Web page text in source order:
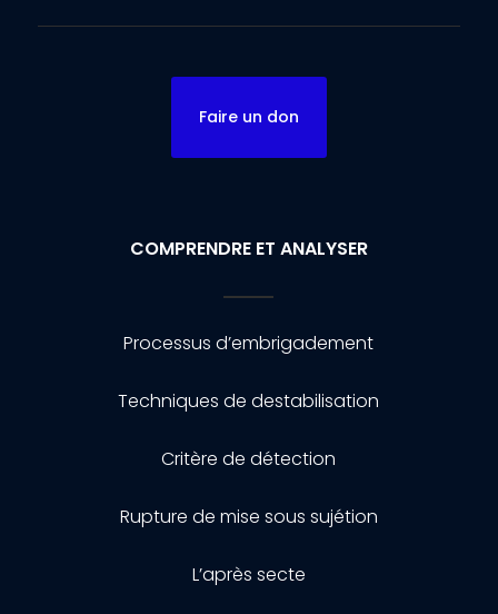
Faire un don
COMPRENDRE ET ANALYSER
Processus d’embrigadement
Techniques de destabilisation
Critère de détection
Rupture de mise sous sujétion
L’après secte